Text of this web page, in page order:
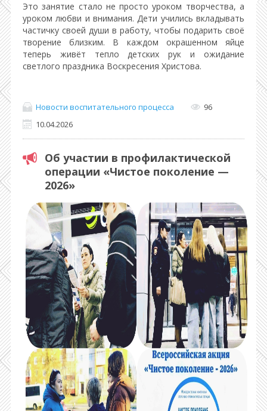
Это занятие стало не просто уроком творчества, а
уроком любви и внимания. Дети учились вкладывать
частичку своей души в работу, чтобы подарить своё
творение близким. В каждом окрашенном яйце
теперь живёт тепло детских рук и ожидание
светлого праздника Воскресения Христова.
Новости воспитательного процесса
96
10.04.2026
Об участии в профилактической
операции «Чистое поколение —
2026»